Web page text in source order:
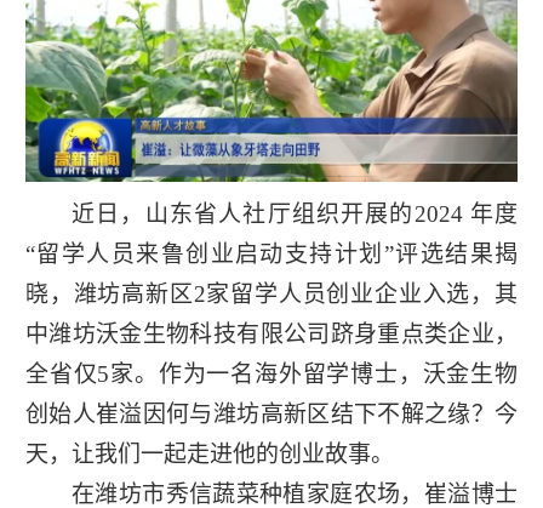
近日，山东省人社厅组织开展的2024 年度
“留学人员来鲁创业启动支持计划”评选结果揭
晓，潍坊高新区2家留学人员创业企业入选，其
中潍坊沃金生物科技有限公司跻身重点类企业，
全省仅5家。作为一名海外留学博士，沃金生物
创始人崔溢因何与潍坊高新区结下不解之缘？今
天，让我们一起走进他的创业故事。
在潍坊市秀信蔬菜种植家庭农场，崔溢博士